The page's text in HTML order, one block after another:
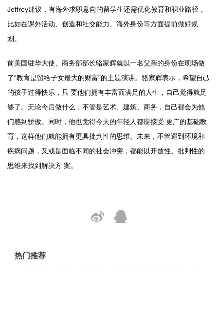
Jeffrey建议，有海外求职意向的留学生还需优化教育和职业路径，
比如在课外活动、创造和社交能力、海外身份等方面提前做好规
划。
前美国驻华大使、商务部部长骆家辉就以一名父亲的身份在现场做
了“教育是留给子女最大的财富”的主题演讲。骆家辉表示，希望自己
的孩子过得快乐，只 要他们拥有丰富而满足的人生，自己觉得就足
够了。无论今后做什么，不管是艺术、建筑、商务，自己都会为他
们感到骄傲。同时，他也觉得今天的年轻人都应接受 更广的基础教
育，这样他们就能拥有更具批判性的思维。未来，不管遇到环境和
疾病问题，又或是面临不同的社会冲突，都能以开放性、批判性的
思维来找到解决方 案。
热门推荐